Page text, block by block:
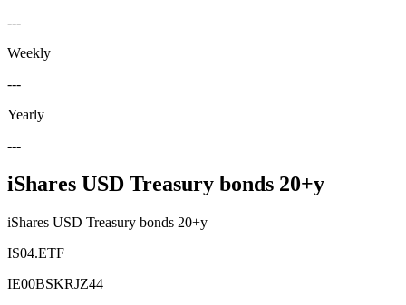
---
Weekly
---
Yearly
---
iShares USD Treasury bonds 20+y
iShares USD Treasury bonds 20+y
IS04.ETF
IE00BSKRJZ44